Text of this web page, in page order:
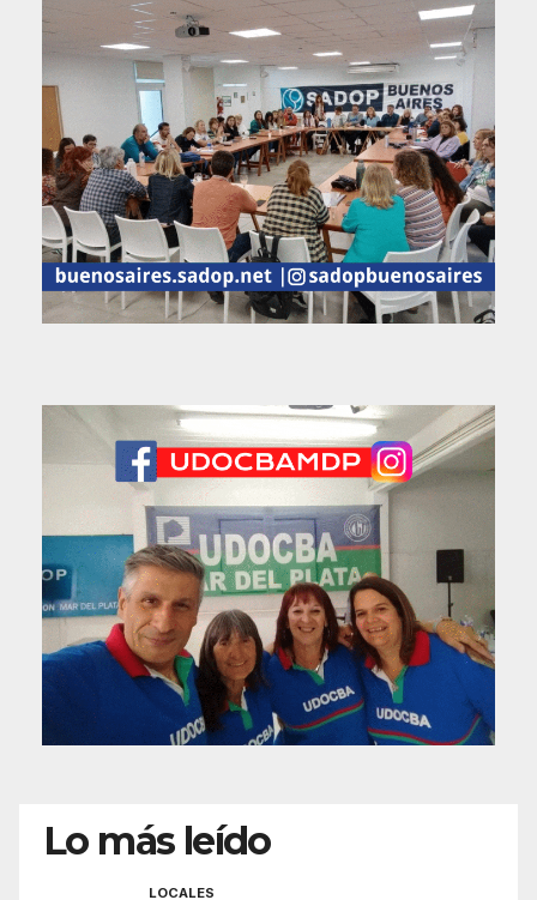
Lo más leído